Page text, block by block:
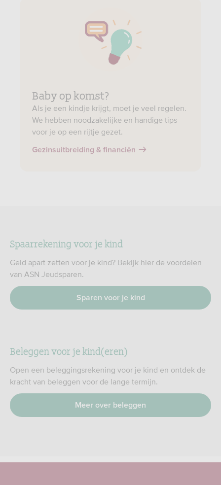
Baby op komst?
Als je een kindje krijgt, moet je veel regelen.
We hebben noodzakelijke en handige tips
voor je op een rijtje gezet.
Gezinsuitbreiding & financiën
Spaarrekening voor je kind
Geld apart zetten voor je kind? Bekijk hier de voordelen
van ASN Jeudsparen.
Sparen voor je kind
Beleggen voor je kind(eren)
Open een beleggingsrekening voor je kind en ontdek de
kracht van beleggen voor de lange termijn.
Meer over beleggen